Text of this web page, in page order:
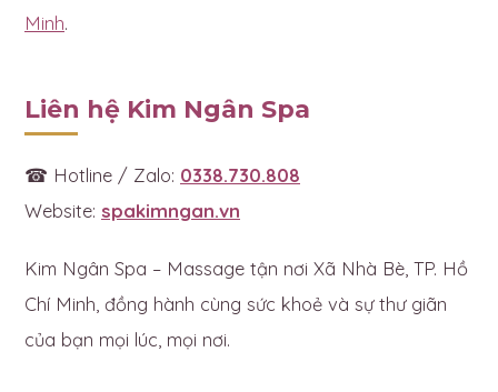
Minh.
Liên hệ Kim Ngân Spa
☎ Hotline / Zalo: 0338.730.808
Website: spakimngan.vn
Kim Ngân Spa – Massage tận nơi Xã Nhà Bè, TP. Hồ
Chí Minh, đồng hành cùng sức khoẻ và sự thư giãn
của bạn mọi lúc, mọi nơi.